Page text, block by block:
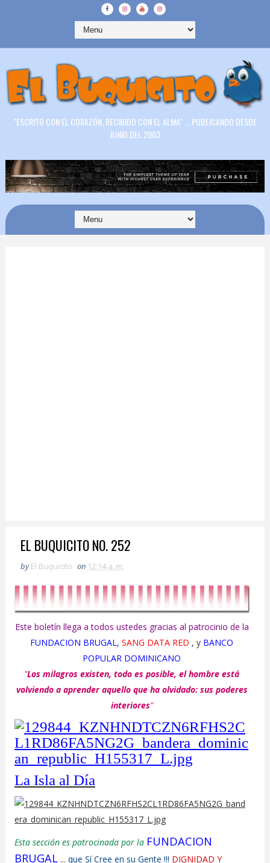
"ESCRITO CON EL CORAZÓN, RECIBIDO CON EL ALMA" ... PUBLICANDO DESDE
JUNIO DEL 2003
EL BUQUICITO NO. 252
by El Buquìcito on 12:14 a. m.
Este boletín llega a todos ustedes gracias al patrocinio de la
FUNDACION BRUGAL,SANG DATA RED , y BANCO
POPULAR DOMINICANO
"Los milagros existen, todo es posible, el hombre está
volviendo a aprender aquello que ha olvidado: sus poderes
interiores"
La Isla al Día
Esta sección es patrocinada por la FUNDACION
BRUGAL... que Sí Cree en su Gente !!! DIGNIDAD Y